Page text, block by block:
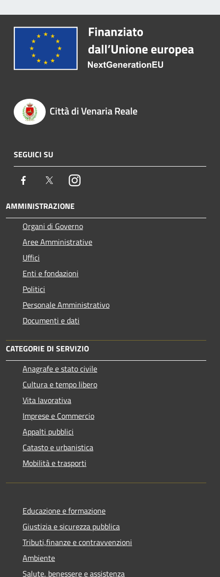
Città di Venaria Reale
SEGUICI SU
Facebook TwitterInstagram
AMMINISTRAZIONE
Organi di Governo
Aree Amministrative
Uffici
Enti e fondazioni
Politici
Personale Amministrativo
Documenti e dati
CATEGORIE DI SERVIZIO
Anagrafe e stato civile
Cultura e tempo libero
Vita lavorativa
Imprese e Commercio
Appalti pubblici
Catasto e urbanistica
Mobilità e trasporti
Educazione e formazione
Giustizia e sicurezza pubblica
Tributi,finanze e contravvenzioni
Ambiente
Salute, benessere e assistenza